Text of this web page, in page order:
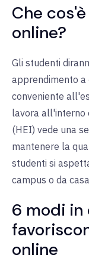
Che
online?
Gli studenti
apprendimento
conveniente
lavora all'interno
(HEI) vede una
mantenere la
studenti si
campus o da
6 modi
online